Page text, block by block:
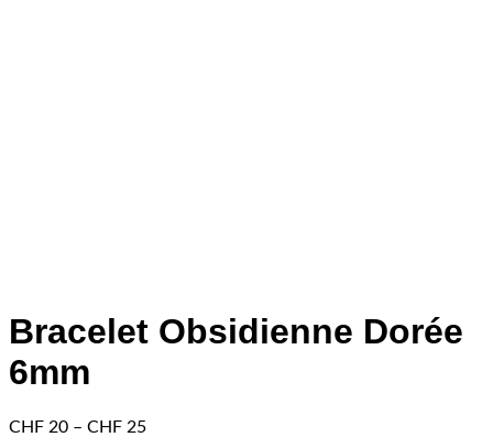
Bracelet Obsidienne Dorée
6mm
CHF 20 – CHF 25Price